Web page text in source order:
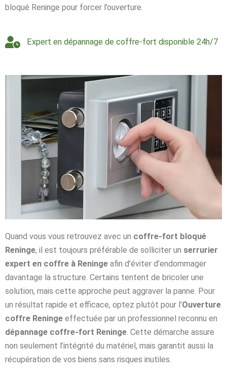
bloqué Reninge pour forcer l’ouverture.
Expert en dépannage de coffre-fort disponible 24h/7
Quand vous vous retrouvez avec un coffre-fort bloqué
Reninge, il est toujours préférable de solliciter un serrurier
expert en coffre à Reninge afin d’éviter d’endommager
davantage la structure. Certains tentent de bricoler une
solution, mais cette approche peut aggraver la panne. Pour
un résultat rapide et efficace, optez plutôt pour l’Ouverture
coffre Reninge effectuée par un professionnel reconnu en
dépannage coffre-fort Reninge. Cette démarche assure
non seulement l’intégrité du matériel, mais garantit aussi la
récupération de vos biens sans risques inutiles.